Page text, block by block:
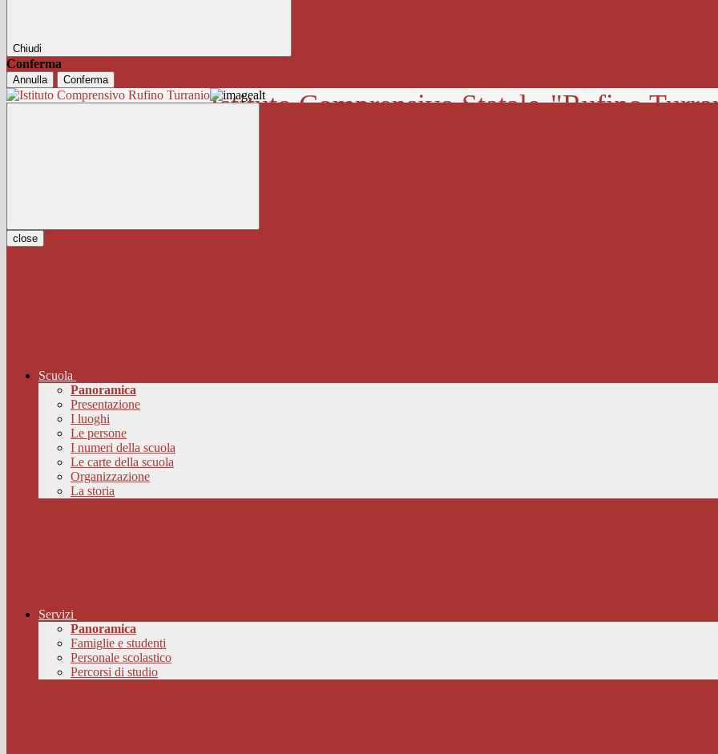
Chiudi
Conferma
Annulla Conferma
Istituto Comprensivo Statale"Rufino
close
Scuola
Panoramica
Presentazione
I luoghi
Le persone
I numeri della scuola
Le carte della scuola
Organizzazione
La storia
Servizi
Panoramica
Famiglie e studenti
Personale scolastico
Percorsi di studio